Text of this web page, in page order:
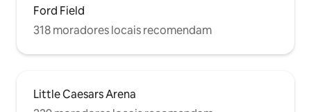
Ford Field
318 moradores locais recomendam
Little Caesars Arena